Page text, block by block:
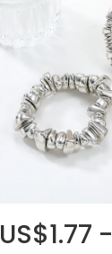
US$1.77 -